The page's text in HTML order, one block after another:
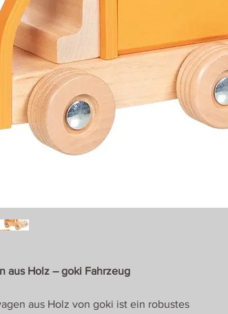
aus Holz – goki Fahrzeug
aus Holz von goki ist ein robustes